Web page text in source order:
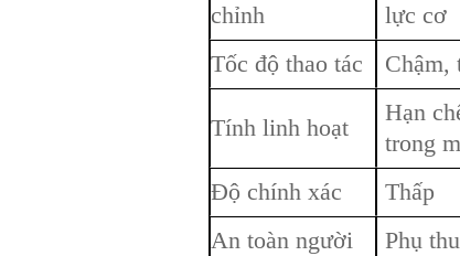
chỉnh
lực cơ
Tốc độ thao tác
Chậm,
Tính linh hoạt
Hạn
trong
Độ chính xác
Thấp
An toàn người
Phụ